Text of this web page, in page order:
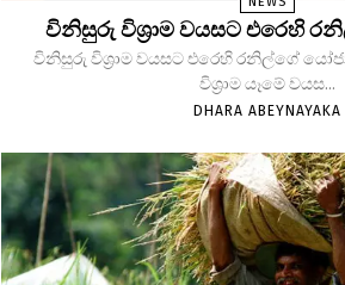
විනිසුරු විශ්‍රාම වයසට එරෙහි
විනිසුරු විශ්‍රාම වයසට එරෙහි රනිල්ගේ
විශ්‍රාම යෑමේ වයස...
DHARA ABEYNAYAKA